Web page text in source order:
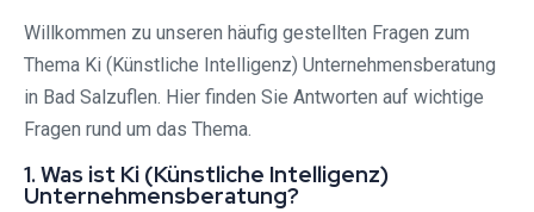
Willkommen zu unseren häufig gestellten Fragen zum
Thema Ki (Künstliche Intelligenz) Unternehmensberatung
in Bad Salzuflen. Hier finden Sie Antworten auf wichtige
Fragen rund um das Thema.
1. Was ist Ki (Künstliche Intelligenz)
Unternehmensberatung?